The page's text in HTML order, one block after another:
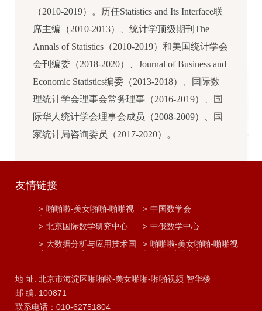
（2010-2019）。历任Statistics and Its Interface联
席主编（2010-2013）、统计学顶级期刊The
Annals of Statistics（2010-2019）和美国统计学会
会刊编委（2018-2020）、Journal of Business and
Economic Statistics编委（2013-2018）、国际数
理统计学会理事会常务理事（2016-2019）、国
际华人统计学会理事会成员（2008-2009）、国
家统计局咨询委员（2017-2020）。
友情链接
> 啪啪啦-美女啪啪-啪啪视
> 中国数学会
> 北京国际数学研究中心 > 中俄数学中心
> 大数据分析与应用技术国
> 啪啪啦-美女啪啪-啪啪视
地 址: 北京市海淀区啪啪啦-美女啪啪-啪啪视频 智华楼
邮 编: 100871
联系电话：010-62751804